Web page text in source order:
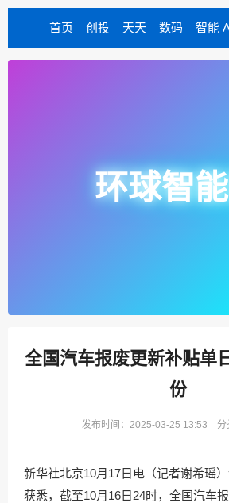
首页 创投 天天 数码 智能
环球智
全国汽车报废更新补贴单
份
发布时间：2025-03-25 13:53 分
新华社北京10月17日电（记者谢希瑶
获悉，截至10月16日24时，全国汽车